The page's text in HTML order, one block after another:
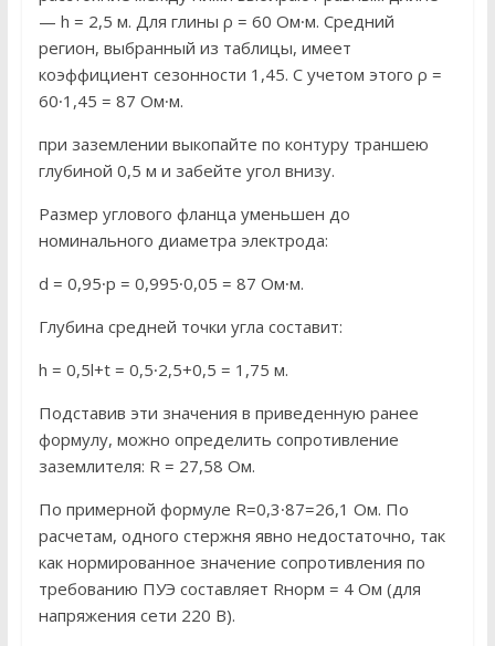
— h = 2,5 м. Для глины ρ = 60 Ом∙м. Средний
регион, выбранный из таблицы, имеет
коэффициент сезонности 1,45. С учетом этого ρ =
60∙1,45 = 87 Ом∙м.
при заземлении выкопайте по контуру траншею
глубиной 0,5 м и забейте угол внизу.
Размер углового фланца уменьшен до
номинального диаметра электрода:
d = 0,95∙p = 0,995∙0,05 = 87 Ом∙м.
Глубина средней точки угла составит:
h = 0,5l+t = 0,5∙2,5+0,5 = 1,75 м.
Подставив эти значения в приведенную ранее
формулу, можно определить сопротивление
заземлителя: R = 27,58 Ом.
По примерной формуле R=0,3∙87=26,1 Ом. По
расчетам, одного стержня явно недостаточно, так
как нормированное значение сопротивления по
требованию ПУЭ составляет Rнорм = 4 Ом (для
напряжения сети 220 В).